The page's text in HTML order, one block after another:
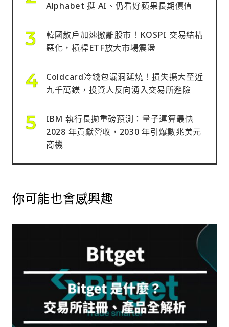
Alphabet 挺 AI、仍看好蘋果長期價值
韓國散戶加速撤離股市！KOSPI 交易結構
惡化，槓桿ETF放大市場震盪
Coldcard冷錢包漏洞延燒！損失擴大至近
九千萬鎂，投資人反向湧入交易所避險
IBM 執行長拋重磅預測：量子運算最快
2028 年貢獻營收，2030 年引爆數兆美元
商機
你可能也會感興趣